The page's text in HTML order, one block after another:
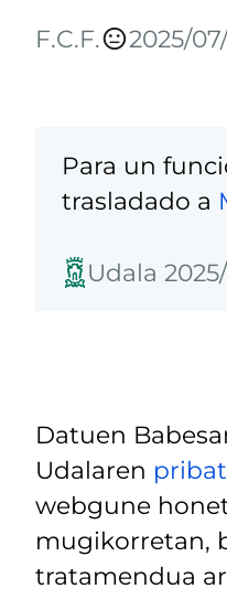
F.C.F. 2025/
Para un
trasladado a
Udala
Datuen
Udalaren
webgune
mugikorretan,
tratamendua